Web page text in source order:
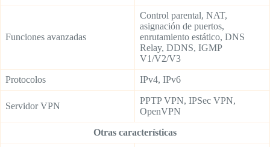
Funciones avanzadas
Control parental, NAT,
asignación de puertos,
enrutamiento estático, DNS
Relay, DDNS, IGMP
V1/V2/V3
Protocolos IPv4, IPv6
Servidor VPN
PPTP VPN, IPSec VPN,
OpenVPN
Otras características